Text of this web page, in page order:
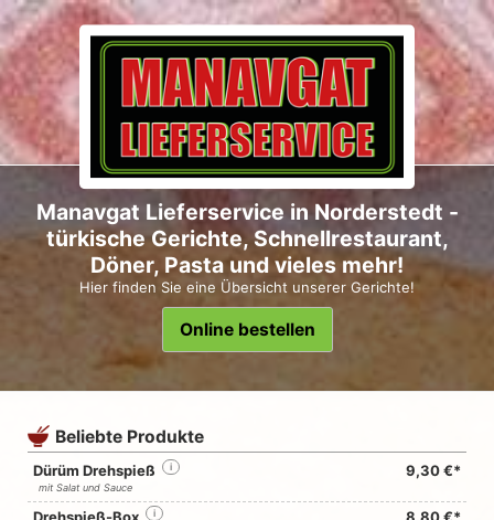
Manavgat Lieferservice in Norderstedt -
türkische Gerichte, Schnellrestaurant,
Döner, Pasta und vieles mehr!
Hier finden Sie eine Übersicht unserer Gerichte!
Online bestellen
Beliebte Produkte
Dürüm Drehspieß i 9,30 €*
mit Salat und Sauce
Drehspieß-Box i 8,80 €*